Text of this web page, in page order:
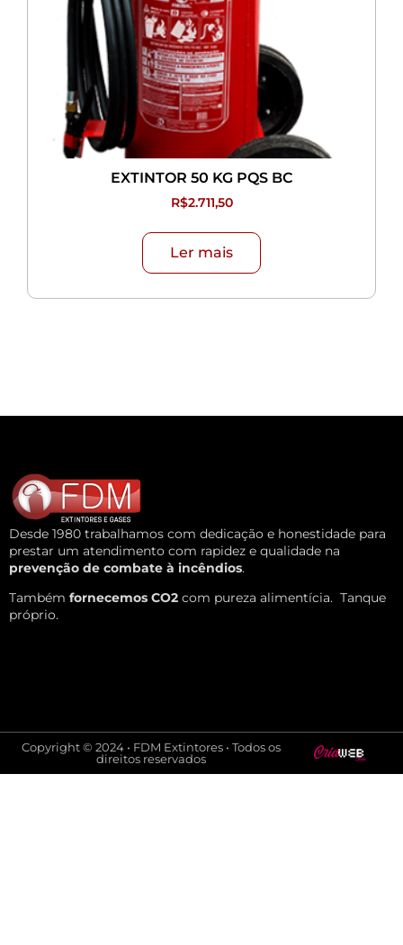
EXTINTOR 50 KG PQS BC
R$2.711,50
Ler mais
Desde 1980 trabalhamos com dedicação e honestidade para
prestar um atendimento com rapidez e qualidade na
prevenção de combate à incêndios.
Também fornecemos CO2 com pureza alimentícia. Tanque
próprio.
Copyright © 2024 • FDM Extintores • Todos os
direitos reservados